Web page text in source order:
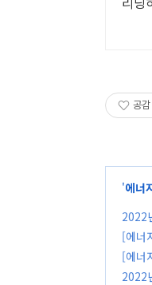
공감
'에너
2022
[에너
[에너
2022